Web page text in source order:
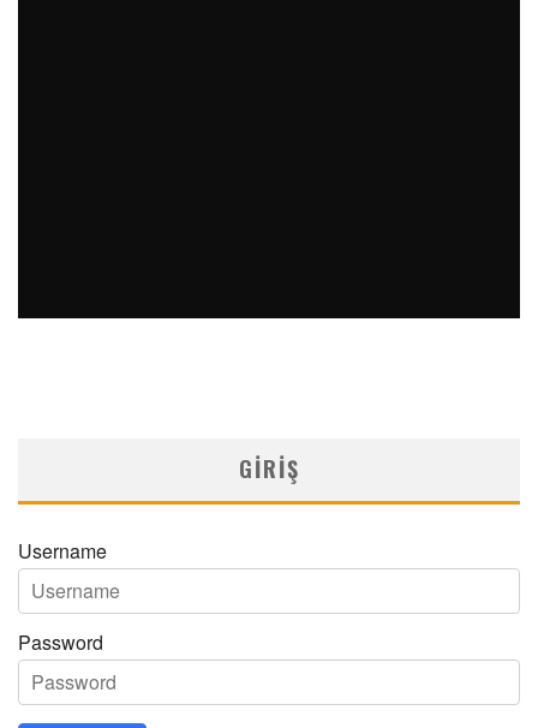
GIRIŞ
Username
Password